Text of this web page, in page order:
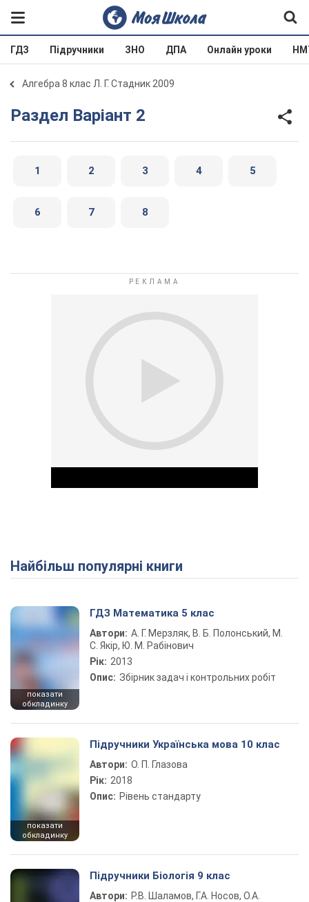
ГДЗ Підручники ЗНО ДПА Онлайн уроки
Алгебра 8 клас Л. Г. Стадник 2009
Раздел Варіант 2
1 2 3 4 5
6 7 8
Play Video
Найбільш популярні книги
показати
обкладинку
ГДЗ Математика 5 клас
Автори: А. Г. Мерзляк, В. Б. Полонський, М.
С. Якір, Ю. М. Рабінович
Рік: 2013
Опис: Збірник задач і контрольних робіт
показати
обкладинку
Підручники Українська мова 10 клас
Автори: О. П. Глазова
Рік: 2018
Опис: Рівень стандарту
Підручники Біологія 9 клас
Автори: Р.В. Шаламов, Г.А. Носов, О.А.